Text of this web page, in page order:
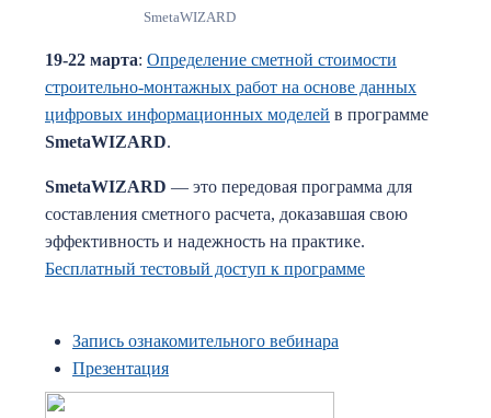
SmetaWIZARD
19-22 марта: Определение сметной стоимости
строительно-монтажных работ на основе данных
цифровых информационных моделей в программе
SmetaWIZARD.
SmetaWIZARD — это передовая программа для
составления сметного расчета, доказавшая свою
эффективность и надежность на практике.
Бесплатный тестовый доступ к программе
Запись ознакомительного вебинара
Презентация